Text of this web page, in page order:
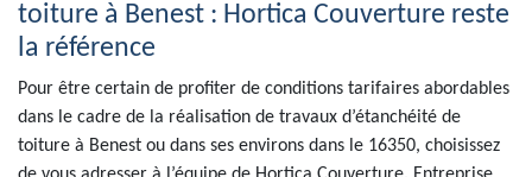
toiture à Benest : Hortica Couverture reste
la référence
Pour être certain de profiter de conditions tarifaires abordables
dans le cadre de la réalisation de travaux d’étanchéité de
toiture à Benest ou dans ses environs dans le 16350, choisissez